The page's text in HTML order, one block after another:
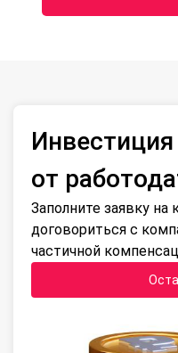
Инвестиция
от
Заполните заявку
договориться с
частичной